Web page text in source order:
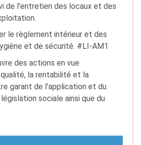
de l’entretien des locaux et des
le règlement intérieur et des
et de sécurité. #LI-AM1
des actions en vue
qualité, la rentabilité et la
garant de l’application et du
sociale ainsi que du